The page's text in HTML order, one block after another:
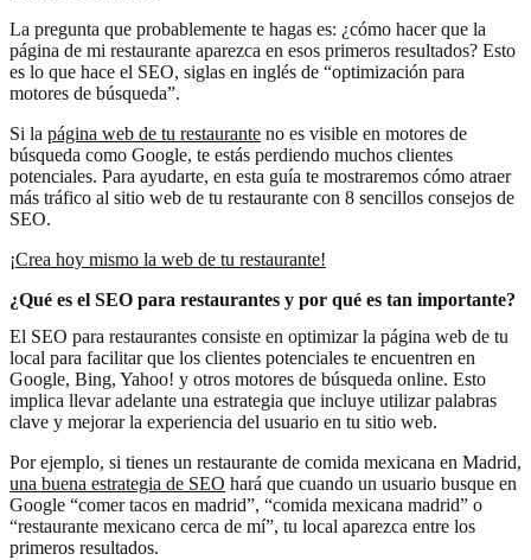
La pregunta que probablemente te hagas es: ¿cómo hacer que la
página de mi restaurante aparezca en esos primeros resultados? Esto
es lo que hace el SEO, siglas en inglés de “optimización para
motores de búsqueda”.
Si la página web de tu restaurante no es visible en motores de
búsqueda como Google, te estás perdiendo muchos clientes
potenciales. Para ayudarte, en esta guía te mostraremos cómo atraer
más tráfico al sitio web de tu restaurante con 8 sencillos consejos de
SEO.
¡Crea hoy mismo la web de tu restaurante!
¿Qué es el SEO para restaurantes y por qué es tan importante?
El SEO para restaurantes consiste en optimizar la página web de tu
local para facilitar que los clientes potenciales te encuentren en
Google, Bing, Yahoo! y otros motores de búsqueda online. Esto
implica llevar adelante una estrategia que incluye utilizar palabras
clave y mejorar la experiencia del usuario en tu sitio web.
Por ejemplo, si tienes un restaurante de comida mexicana en Madrid,
una buena estrategia de SEO hará que cuando un usuario busque en
Google “comer tacos en madrid”, “comida mexicana madrid” o
“restaurante mexicano cerca de mí”, tu local aparezca entre los
primeros resultados.